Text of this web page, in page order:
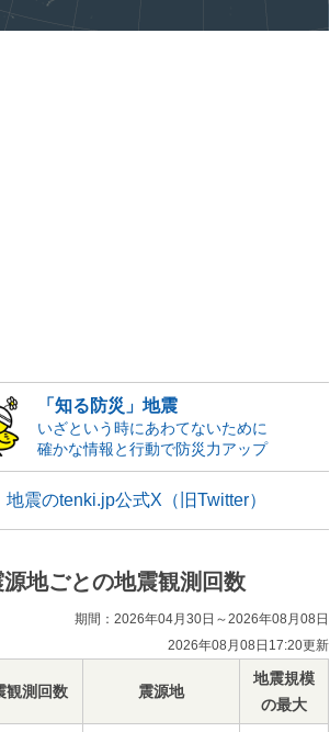
「知る防災」地震
いざという時にあわてないために
確かな情報と行動で防災力アップ
地震のtenki.jp公式X（旧Twitter）
源地ごとの地震観測回数
期間：2026年04月30日～2026年08月08日
2026年08月08日17:20更新
観測回数 震源地
地震規模
の最大